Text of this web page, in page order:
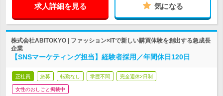
求人詳細を見る 気になる
株式会社ABITOKYO | ファッション×ITで新しい購買体験を創出する急成長
企業
【SNSマーケティング担当】経験者採用／年間休日120日
正社員 急募 転勤なし 学歴不問 完全週休2日制
女性のおしごと掲載中